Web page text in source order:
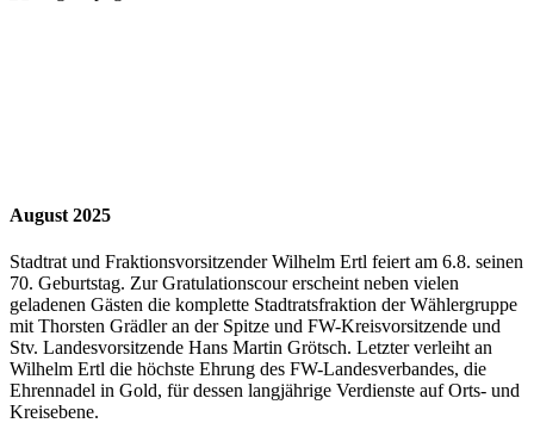
August 2025
Stadtrat und Fraktionsvorsitzender Wilhelm Ertl feiert am 6.8. seinen
70. Geburtstag. Zur Gratulationscour erscheint neben vielen
geladenen Gästen die komplette Stadtratsfraktion der Wählergruppe
mit Thorsten Grädler an der Spitze und FW-Kreisvorsitzende und
Stv. Landesvorsitzende Hans Martin Grötsch. Letzter verleiht an
Wilhelm Ertl die höchste Ehrung des FW-Landesverbandes, die
Ehrennadel in Gold, für dessen langjährige Verdienste auf Orts- und
Kreisebene.